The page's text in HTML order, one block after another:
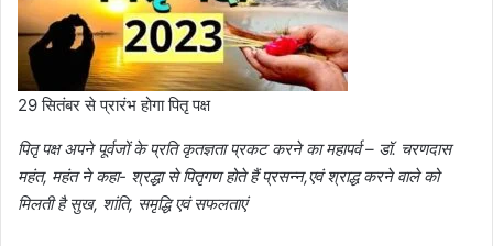
29 सितंबर से प्रारंभ होगा पितृ पक्ष
पितृ पक्ष अपने पूर्वजों के प्रति कृतज्ञता प्रकट करने का महापर्व – डॉ. चरणदास
महंत, महंत ने कहा- श्रद्धा से पितृगण होते हैं प्रसन्न,एवं श्राद्ध करने वाले को
मिलती है सुख, शांति, समृद्धि एवं सफलताएं